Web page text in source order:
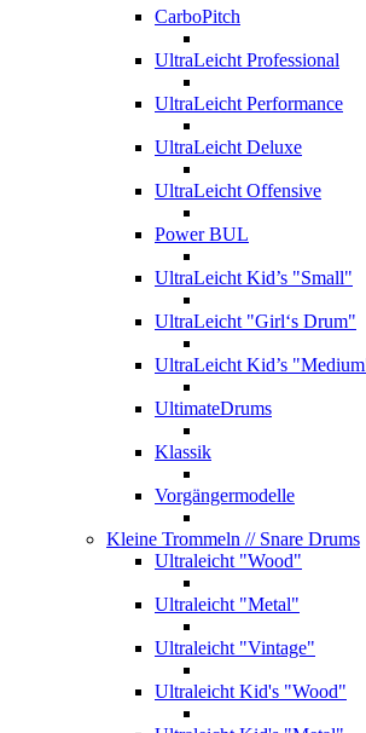
CarboPitch
UltraLeicht Professional
UltraLeicht Performance
UltraLeicht Deluxe
UltraLeicht Offensive
Power BUL
UltraLeicht Kid’s "Small"
UltraLeicht "Girl‘s Drum"
UltraLeicht Kid’s
UltimateDrums
Klassik
Vorgängermodelle
Kleine Trommeln // Snare Drums
Ultraleicht "Wood"
Ultraleicht "Metal"
Ultraleicht "Vintage"
Ultraleicht Kid's "Wood"